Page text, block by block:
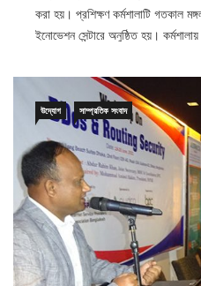
বিপ্লবের চ্যালেঞ্জ এবং সম্ভাবনা’’ শীর্ষক
করা হয়। প্রশিক্ষণ কর্মশালাটি গতকাল
সাম্প্রতিক সংবাদ